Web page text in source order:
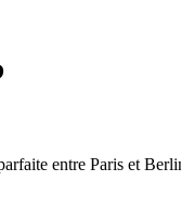
entre Paris et